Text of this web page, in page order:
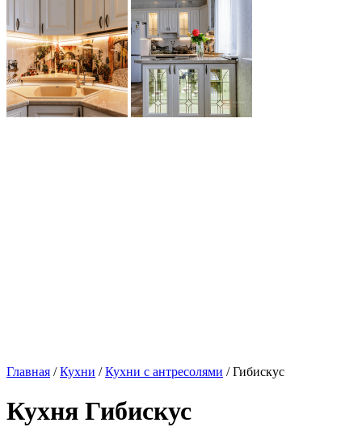
Главная /Кухни /Кухни с антресолями / Гибискус
Кухня Гибискус